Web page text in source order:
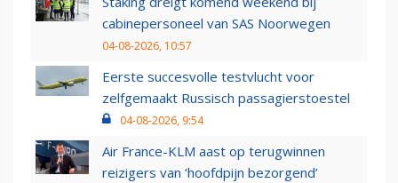
cabinepersoneel van SAS Noorwegen
04-08-2026, 10:57
Eerste succesvolle testvlucht voor
zelfgemaakt Russisch passagierstoestel
04-08-2026, 9:54
Air France-KLM aast op terugwinnen
reizigers van ‘hoofdpijn bezorgend’